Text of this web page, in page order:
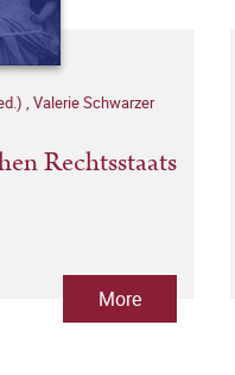
, Valerie Schwarzer
Rechtsstaats
More